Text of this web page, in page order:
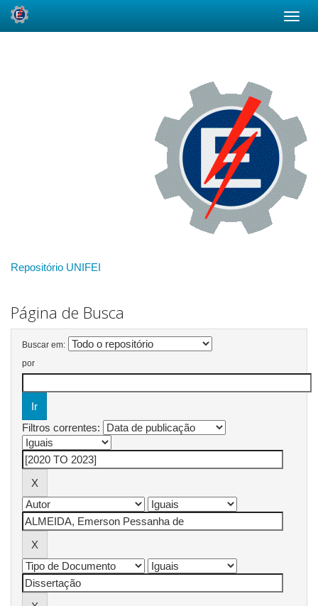
Repositório UNIFEI
Página de Busca
Buscar em:
por
Filtros correntes: